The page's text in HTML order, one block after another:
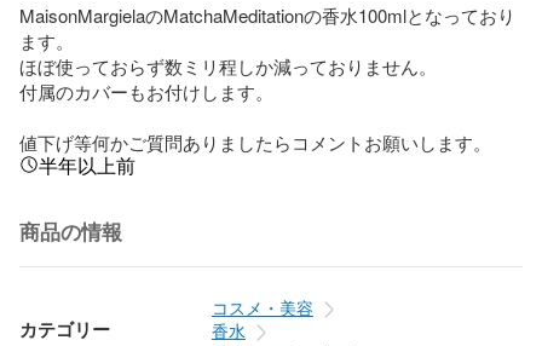
MaisonMargielaのMatchaMeditationの香水100mlとなっており
ます。
ほぼ使っておらず数ミリ程しか減っておりません。
付属のカバーもお付けします。
値下げ等何かご質問ありましたらコメントお願いします。
半年以上前
商品の情報
カテゴリー
コスメ・美容
香水